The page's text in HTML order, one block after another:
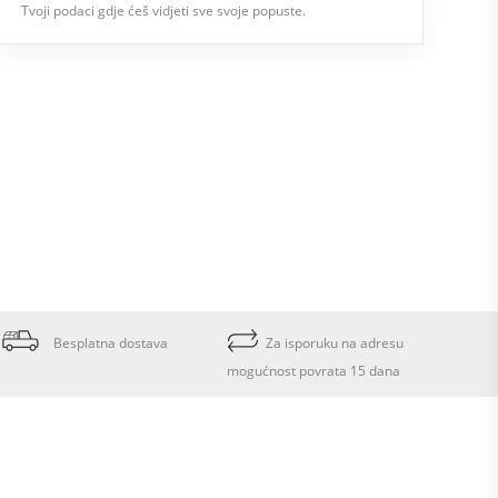
Tvoji podaci gdje ćeš vidjeti sve svoje popuste.
Besplatna dostava
Za isporuku na adresu
mogućnost povrata 15 dana